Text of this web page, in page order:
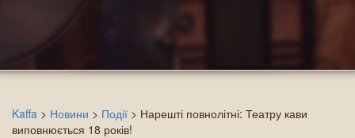
Kaffa > Новини > Події > Нарешті повнолітні: Театру кави
виповнюється 18 років!